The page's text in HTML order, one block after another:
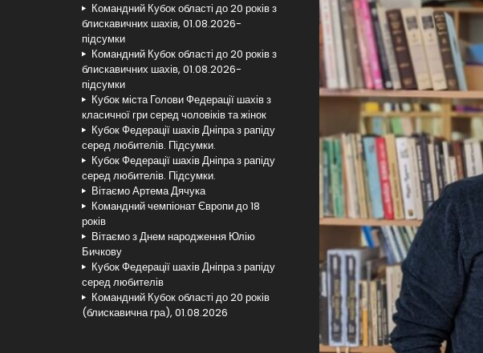
Командний Кубок області до 20 років з
блискавичних шахів, 01.08.2026-
підсумки
Командний Кубок області до 20 років з
блискавичних шахів, 01.08.2026-
підсумки
Кубок міста Голови Федерації шахів з
класичної гри серед чоловіків та жінок
Кубок Федерації шахів Дніпра з рапіду
серед любителів. Підсумки.
Кубок Федерації шахів Дніпра з рапіду
серед любителів. Підсумки.
Вітаємо Артема Дячука
Командний чемпіонат Європи до 18
років
Вітаємо з Днем народження Юлію
Бичкову
Кубок Федерації шахів Дніпра з рапіду
серед любителів
Командний Кубок області до 20 років
(блискавична гра), 01.08.2026